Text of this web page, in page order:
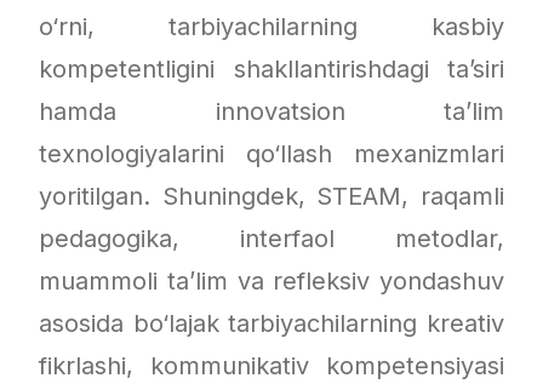
o‘rni, tarbiyachilarning kasbiy
kompetentligini shakllantirishdagi ta’siri
hamda innovatsion ta’lim
texnologiyalarini qo‘llash mexanizmlari
yoritilgan. Shuningdek, STEAM, raqamli
pedagogika, interfaol metodlar,
muammoli ta’lim va refleksiv yondashuv
asosida bo‘lajak tarbiyachilarning kreativ
fikrlashi, kommunikativ kompetensiyasi